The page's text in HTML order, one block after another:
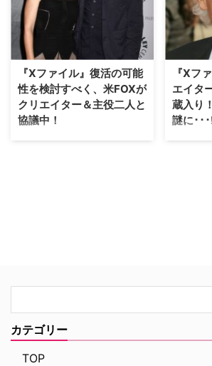
ーズは、今後も作られていく可能
性が高くなったようだ。 【関連
コラム】『X-ファイル 2016』ス
カリーの声を担当する戸田恵子さ
んに直撃インタビュー！ 米
Deadl…
中であ
でお伝え
とりであ
ニー（モ
【関連記
督来日で
『Xファイル』復活の可能
性を検討すべく、米FOXが
クリエイター＆主役二人と
協議中！
超常現象を追うFBI捜査官たちの
『Xフ
エイタ
蔵入り
謎に･･
『Xファ
カテゴリー
TOP